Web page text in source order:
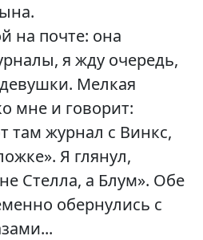
на почте: она
я жду очередь,
Мелкая
мне и говорит:
там журнал с Винкс,
Я глянул,
Стелла, а Блум». Обе
обернулись с